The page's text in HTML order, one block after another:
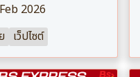
2026
เว็ปไซต์